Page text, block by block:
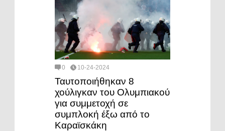
0 10-24-2024
Ταυτοποιήθηκαν 8
χούλιγκαν του Ολυμπιακού
για συμμετοχή σε
συμπλοκή έξω από το
Καραϊσκάκη